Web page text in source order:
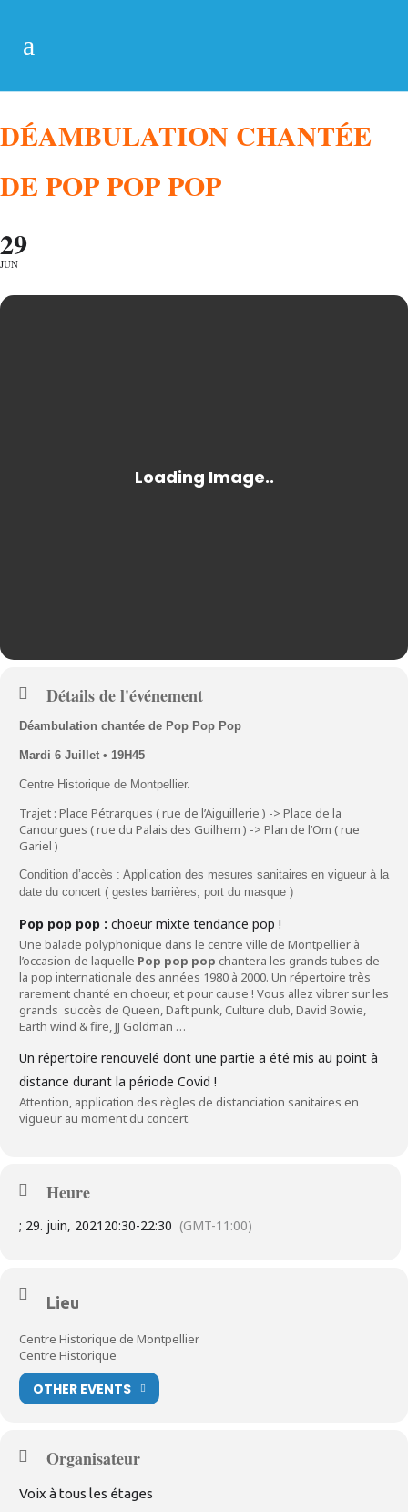
DÉAMBULATION CHANTÉE
DE POP POP POP
29
JUN
Détails de l'événement
Déambulation chantée de Pop Pop Pop
Mardi 6 Juillet • 19H45
Centre Historique de Montpellier.
Trajet : Place Pétrarques ( rue de l’Aiguillerie ) -> Place de la
Canourgues ( rue du Palais des Guilhem ) -> Plan de l’Om ( rue
Gariel )
Condition d’accès : Application des mesures sanitaires en vigueur à la
date du concert ( gestes barrières, port du masque )
Pop pop pop : choeur mixte tendance pop !
Une balade polyphonique dans le centre ville de Montpellier à
l’occasion de laquelle Pop pop pop chantera les grands tubes de
la pop internationale des années 1980 à 2000. Un répertoire très
rarement chanté en choeur, et pour cause ! Vous allez vibrer sur les
grands succès de Queen, Daft punk, Culture club, David Bowie,
Earth wind & fire, JJ Goldman …
Un répertoire renouvelé dont une partie a été mis au point à
distance durant la période Covid !
Attention, application des règles de distanciation sanitaires en
vigueur au moment du concert.
Heure
; 29. juin, 2021 20:30-22:30 (GMT-11:00)
Lieu
Centre Historique de Montpellier
Centre Historique
OTHER EVENTS
Organisateur
Voix à tous les étages